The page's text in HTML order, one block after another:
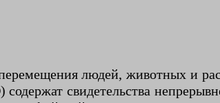
людей, животных и
свидетельства